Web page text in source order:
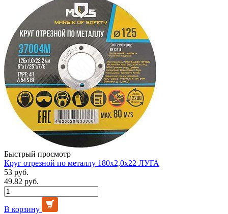
Быстрый просмотр
Круг отрезной по металлу 180х2,0х22 ЛУГА
53 руб.
49.82 руб.
В корзину